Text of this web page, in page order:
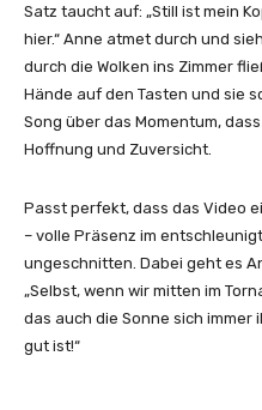
i
g
e
n
Satz taucht auf: „Still ist mein
hier.“ Anne atmet durch und
durch die Wolken ins Zimmer
Hände auf den Tasten und sie
Song über das Momentum,
Hoffnung und Zuversicht.
Passt perfekt, dass das Video
– volle Präsenz im
ungeschnitten. Dabei geht es
„Selbst, wenn wir mitten im
das auch die Sonne sich immer
gut ist!“